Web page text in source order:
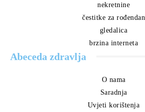
nekretnine
čestitke za rođendan
gledalica
brzina interneta
Abeceda zdravlja
O nama
Saradnja
Uvjeti korištenja